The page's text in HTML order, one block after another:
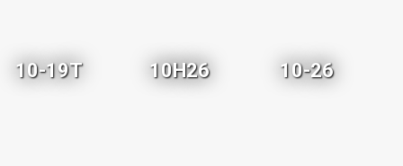
10-19T 10H26 10-26